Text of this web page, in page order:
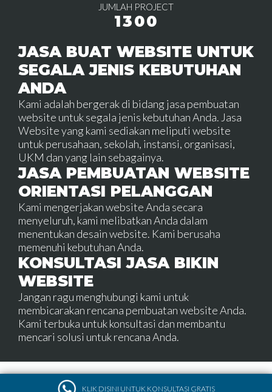
JUMLAH PROJECT
1300
JASA BUAT WEBSITE UNTUK
SEGALA JENIS KEBUTUHAN
ANDA
Kami adalah bergerak di bidang jasa pembuatan
website untuk segala jenis kebutuhan Anda. Jasa
Website yang kami sediakan meliputi website
untuk perusahaan, sekolah, instansi, organisasi,
UKM dan yang lain sebagainya.
JASA PEMBUATAN WEBSITE
ORIENTASI PELANGGAN
Kami mengerjakan website Anda secara
menyeluruh, kami melibatkan Anda dalam
menentukan desain website. Kami berusaha
memenuhi kebutuhan Anda.
KONSULTASI JASA BIKIN
WEBSITE
Jangan ragu menghubungi kami untuk
membicarakan rencana pembuatan website Anda.
Kami terbuka untuk konsultasi dan membantu
mencari solusi untuk rencana Anda.
KLIK DISINI UNTUK KONSULTASI GRATIS